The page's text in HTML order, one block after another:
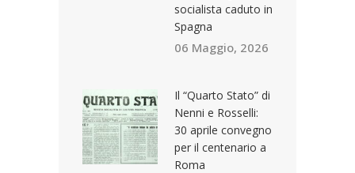
socialista caduto in
Spagna
06 Maggio, 2026
Il “Quarto Stato” di
Nenni e Rosselli:
30 aprile convegno
per il centenario a
Roma